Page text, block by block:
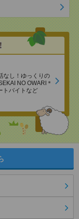
なし！ゆっくりの
NO OWARI＊
トバイトなど